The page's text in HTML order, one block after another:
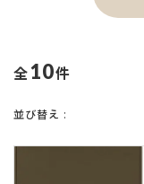
並び替え
10